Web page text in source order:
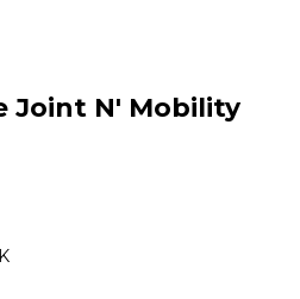
Joint N' Mobility